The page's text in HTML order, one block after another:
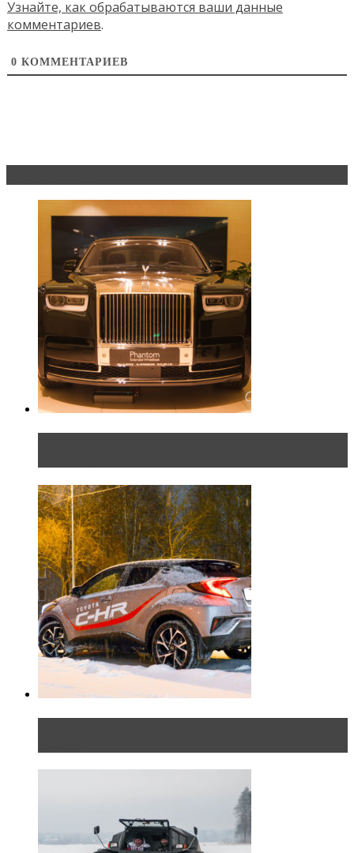
Узнайте, как обрабатываются ваши данные
комментариев.
0 КОММЕНТАРИЕВ